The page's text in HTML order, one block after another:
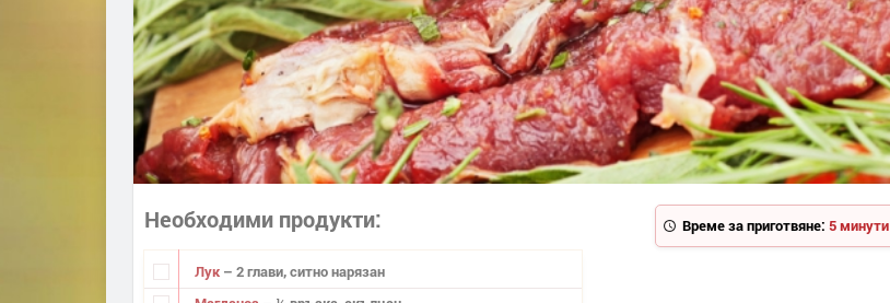
Време за приготвяне: 5 минути
Необходими продукти
Лук – 2 глави, ситно нарязан